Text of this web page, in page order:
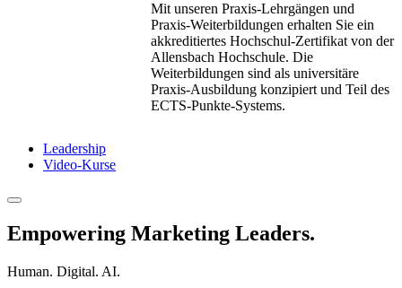
Mit unseren Praxis-Lehrgängen und
Praxis-Weiterbildungen erhalten Sie ein
akkreditiertes Hochschul-Zertifikat von der
Allensbach Hochschule. Die
Weiterbildungen sind als universitäre
Praxis-Ausbildung konzipiert und Teil des
ECTS-Punkte-Systems.
Leadership
Video-Kurse
Empowering Marketing Leaders.
Human. Digital. AI.